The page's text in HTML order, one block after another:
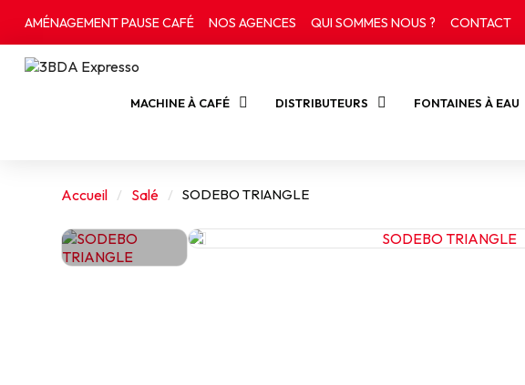
AMÉNAGEMENT PAUSE CAFÉ NOS AGENCES QUI SOMMES NOUS ? CONTACT
MACHINE À CAFÉ DISTRIBUTEURS FONTAINES À EAU
Accueil Salé SODEBO TRIANGLE